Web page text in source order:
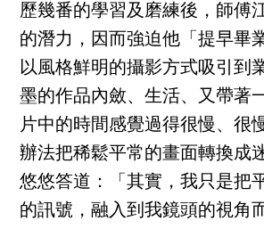
歷幾番的學習及磨練後，師傅
的潛力，因而強迫他「提早畢
以風格鮮明的攝影方式吸引到
墨的作品內斂、生活、又帶著
片中的時間感覺過得很慢、很
辦法把稀鬆平常的畫面轉換成
悠悠答道：「其實，我只是把
的訊號，融入到我鏡頭的視角